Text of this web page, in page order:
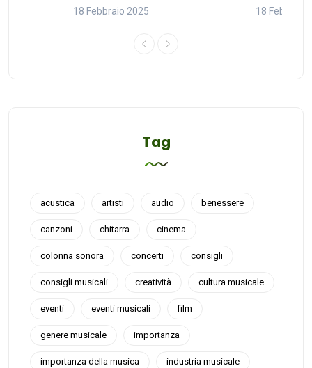
18 Febbraio 2025 18 Febbraio
Tag
acustica artisti audio benessere
canzoni chitarra cinema
colonna sonora concerti consigli
consigli musicali creatività cultura musicale
eventi eventi musicali film
genere musicale importanza
importanza della musica industria musicale